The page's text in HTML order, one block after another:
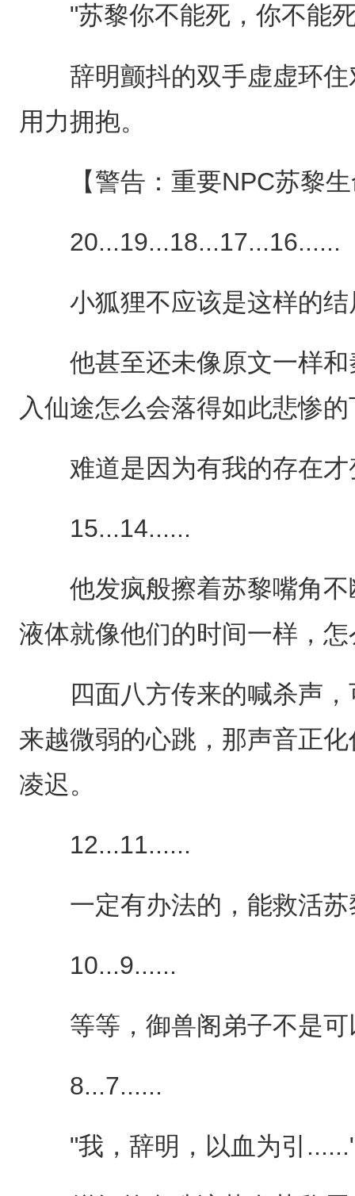
"苏黎你不能死，你不能
辞明颤抖的双手虚虚环住
用力拥抱。
【警告：重要NPC苏黎生
20...19...18...17...16......
小狐狸不应该是这样的结
他甚至还未像原文一样和
入仙途怎么会落得如此悲惨
难道是因为有我的存在才
15...14......
他发疯般擦着苏黎嘴角不
液体就像他们的时间一样，
四面八方传来的喊杀声，
来越微弱的心跳，那声音正
凌迟。
12...11......
一定有办法的，能救活苏
10...9......
等等，御兽阁弟子不是可
8...7......
"我，辞明，以血为引